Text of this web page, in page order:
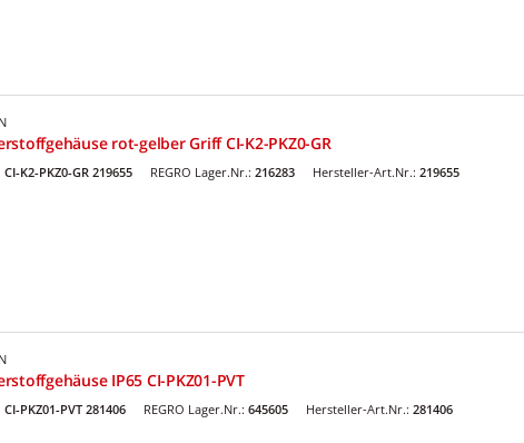
rot-gelber Griff CI-K2-PKZ0-GR
REGRO Lager.Nr.: 216283
CI-K2-PKZ0-GR 219655 Hersteller-Art.Nr.: 219655
IP65 CI-PKZ01-PVT
REGRO Lager.Nr.: 645605
CI-PKZ01-PVT 281406 Hersteller-Art.Nr.: 281406